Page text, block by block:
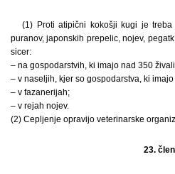
(1) Proti atipični kokošji kugi je treba
puranov, japonskih prepelic, nojev,
sicer:
– na gospodarstvih, ki imajo nad 350
– v naseljih, kjer so gospodarstva, ki
– v fazanerijah;
– v rejah nojev.
(2) Cepljenje opravijo veterinarske
23. člen